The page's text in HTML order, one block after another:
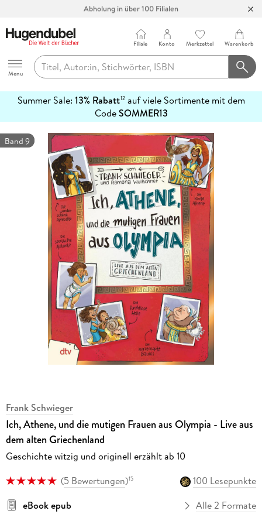
Abholung in über 100 Filialen
Hugendubel
Menu
Filiale Konto Merkzettel Warenkorb
Summer Sale: 13% Rabatt12auf viele Sortimente mit dem
CodeSOMMER13
erfahren
Band 9
Frank Schwieger
Ich, Athene, und die mutigen Frauen aus Olympia - Live aus
dem alten Griechenland
Geschichte witzig und originell erzählt ab 10
(5 Bewertungen)15
100 Lesepunkte
eBook epub
Alle 2 Formate